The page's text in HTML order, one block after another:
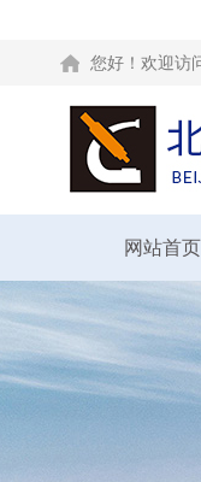
您好！欢迎访
网站首页